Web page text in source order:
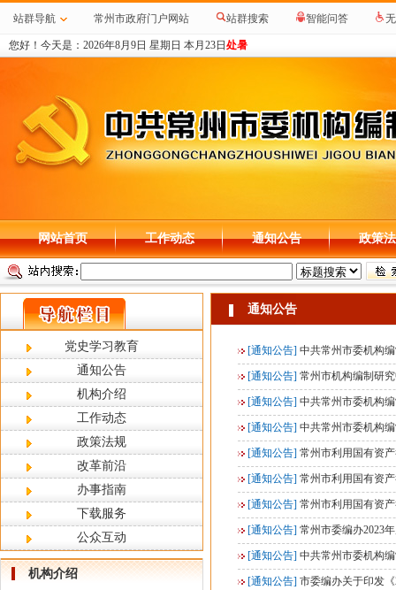
站群导航 常州市政府门户网站 站群搜索 智能问答
您好！今天是： 2026年8月9日 星期日 本月23日 处暑
网站首页 工作动态 通知公告 政策
党史学习教育
通知公告
机构介绍
工作动态
政策法规
改革前沿
办事指南
下载服务
公众互动
机构介绍
通知公告
[通知公告] 中共常州市委机构
[通知公告] 常州市机构编制研
[通知公告] 中共常州市委机构
[通知公告] 中共常州市委机构
[通知公告] 常州市利用国有资
[通知公告] 常州市利用国有资
[通知公告] 常州市利用国有资
[通知公告] 常州市委编办2023
[通知公告] 中共常州市委机构
[通知公告] 市委编办关于印发